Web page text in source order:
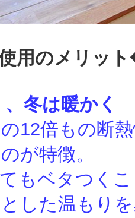
用のメリット
冬は暖かく
12倍もの断
が特徴。
もベタつく
した温もり